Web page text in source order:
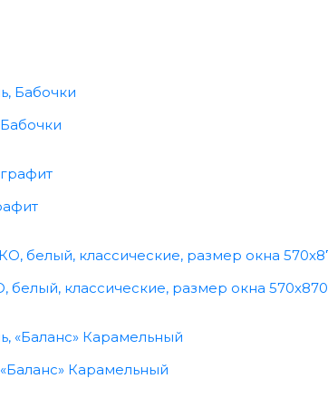
классические, размер окна 570x870
Карамельный